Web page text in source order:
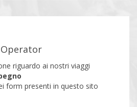
riguardo ai nostri viaggi
form presenti in questo sito